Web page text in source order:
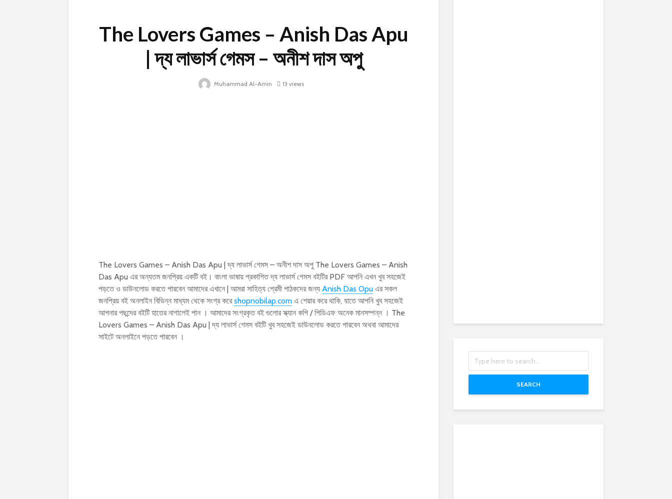
The Lovers Games – Anish Das Apu
| দ্য লাভার্স গেমস – অনীশ দাস অপু
Muhammad Al-Amin 13 views
The Lovers Games – Anish Das Apu | দ্য লাভার্স গেমস – অনীশ দাস অপু The Lovers Games – Anish
Das Apu এর অন্যতম জনপ্রিয় একটি বই। বাংলা ভাষায় প্রকাশিত দ্য লাভার্স গেমস বইটির PDF আপনি এখন খুব সহজেই
পড়তে ও ডাউনলোড করতে পারবেন আমাদের এখানে | আমরা সাহিত্য প্রেমী পাঠকদের জন্য Anish Das Opu এর সকল
জনপ্রিয় বই অনলাইন বিভিন্ন মাধ্যম থেকে সংগ্র করেshopnobilap.com এ শেয়ার করে থাকি, যাতে আপনি খুব সহজেই
আপনার পছন্দের বইটি হাতের নাগালেই পান । আমাদের সংগ্রকৃত বই গুলোর স্ক্যান কপি / পিডিএফ অনেক মানসম্পন্ন । The
Lovers Games – Anish Das Apu | দ্য লাভার্স গেমস বইটি খুব সহজেই ডাউনলোড করতে পারবেন অথবা আমাদের
সাইটে অনলাইনে পড়তে পারবেন ।
SEARCH